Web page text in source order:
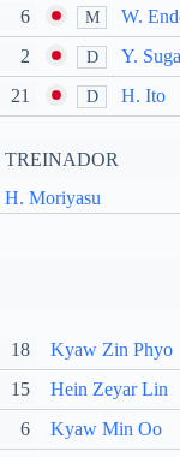
6 M
W.
2
D
Y.
21
D H. Ito
TREINADOR
H. Moriyasu
18 Kyaw Zin Phyo
15 Hein Zeyar Lin
6 Kyaw Min Oo